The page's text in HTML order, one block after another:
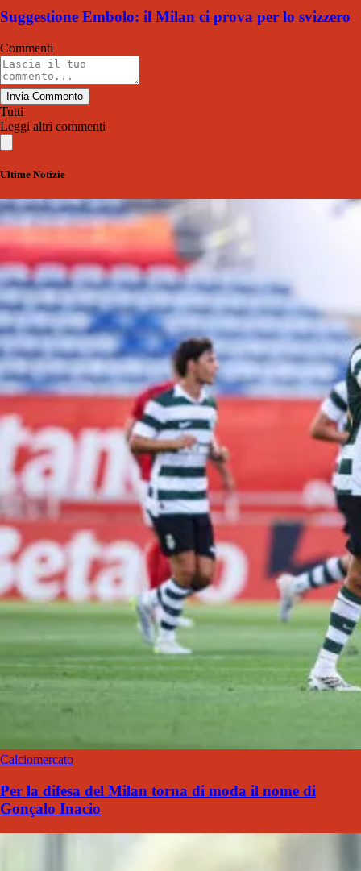
Suggestione Embolo: il Milan ci prova per lo svizzero
Commenti
Invia Commento
Tutti
Leggi altri commenti
Ultime Notizie
Calciomercato
Per la difesa del Milan torna di moda il nome di
Gonçalo Inacio